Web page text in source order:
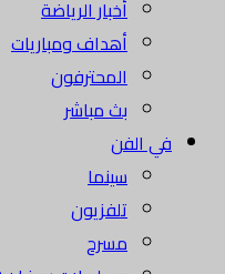
أخبار الرياضة
أهداف ومباريات
المحترفون
بث مباشر
في الفن
سينما
تلفزيون
مسرح